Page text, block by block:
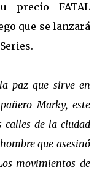
precio FATAL
que se lanzará
paz que sirve en
Marky, este
calles de la ciudad
que asesinó
movimientos de